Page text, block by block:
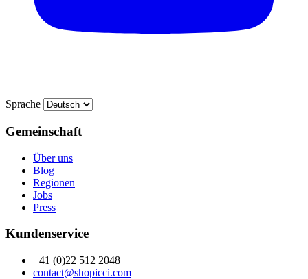
Sprache
Gemeinschaft
Über uns
Blog
Regionen
Jobs
Press
Kundenservice
+41 (0)22 512 2048
contact@shopicci.com